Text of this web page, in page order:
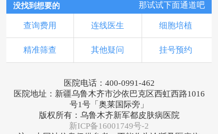
没找到想要的 那试试下面通道吧
查询费用 连线医生 细胞培植
精准筛查 其他疑问 挂号预约
医院电话：400-0991-462
医院地址：新疆乌鲁木齐市沙依巴克区西虹西路1016
号1号「奥莱国际旁」
版权所有：乌鲁木齐新军都皮肤病医院
新ICP备16001749号-2